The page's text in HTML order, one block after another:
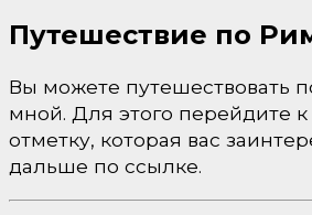
Путешествие по
Вы можете путешествовать
мной. Для этого перейдите к
отметку, которая вас
дальше по ссылке.